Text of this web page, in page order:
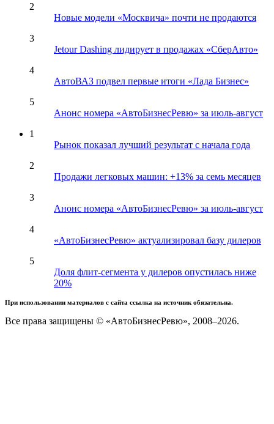
2
Новые модели «Москвича» почти не продаются
3
Jetour Dashing лидирует в продажах «СберАвто»
4
АвтоВАЗ подвел первые итоги «Лада Бизнес»
5
Анонс номера «АвтоБизнесРевю» за июль-август
1
Рынок показал лучший результат с начала года
2
Продажи легковых машин: +13% за семь месяцев
3
Анонс номера «АвтоБизнесРевю» за июль-август
4
«АвтоБизнесРевю» актуализировал базу дилеров
5
Доля флит-сегмента у дилеров опустилась ниже
20%
При использовании материалов с сайта ссылка на источник обязательна.
Все права защищены © «АвтоБизнесРевю», 2008–2026.